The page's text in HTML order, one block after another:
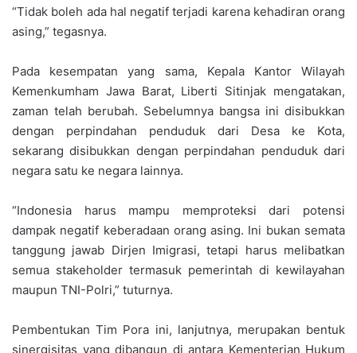
“Tidak boleh ada hal negatif terjadi karena kehadiran orang
asing,” tegasnya.
Pada kesempatan yang sama, Kepala Kantor Wilayah
Kemenkumham Jawa Barat, Liberti Sitinjak mengatakan,
zaman telah berubah. Sebelumnya bangsa ini disibukkan
dengan perpindahan penduduk dari Desa ke Kota,
sekarang disibukkan dengan perpindahan penduduk dari
negara satu ke negara lainnya.
“Indonesia harus mampu memproteksi dari potensi
dampak negatif keberadaan orang asing. Ini bukan semata
tanggung jawab Dirjen Imigrasi, tetapi harus melibatkan
semua stakeholder termasuk pemerintah di kewilayahan
maupun TNI-Polri,” tuturnya.
Pembentukan Tim Pora ini, lanjutnya, merupakan bentuk
sinergisitas yang dibangun di antara Kementerian Hukum